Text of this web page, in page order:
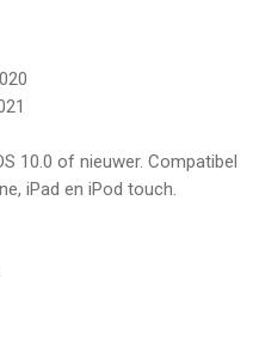
10.0 of nieuwer. Compatibel
iPad en iPod touch.